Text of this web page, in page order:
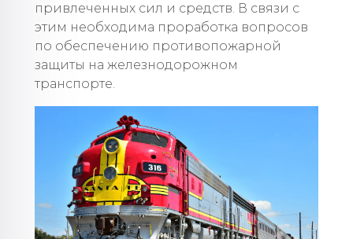
привлеченных сил и средств. В связи с
этим необходима проработка вопросов
по обеспечению противопожарной
защиты на железнодорожном
транспорте.